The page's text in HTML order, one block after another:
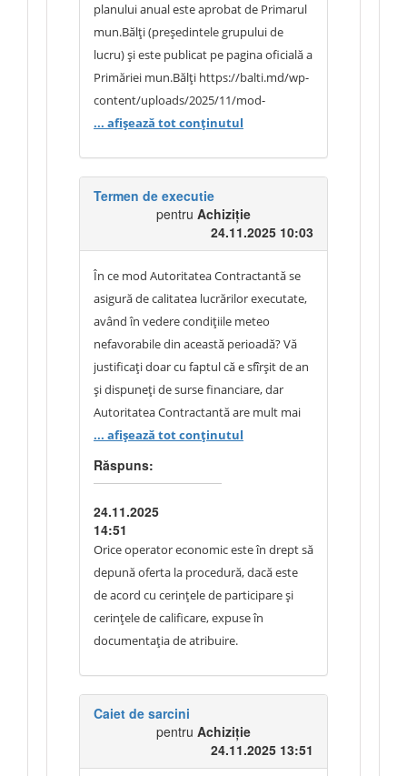
planului anual este aprobat de Primarul
mun.Bălți (președintele grupului de
lucru) și este publicat pe pagina oficială a
Primăriei mun.Bălți https://balti.md/wp-
content/uploads/2025/11/mod-
primaria-dgc-plan-anual-achizitii-anul-
... afișează tot conținutul
Termen de executie
pentru Achiziție
24.11.2025 10:03
În ce mod Autoritatea Contractantă se
asigură de calitatea lucrărilor executate,
având în vedere condițiile meteo
nefavorabile din această perioadă? Vă
justificați doar cu faptul că e sfîrșit de an
și dispuneți de surse financiare, dar
Autoritatea Contractantă are mult mai
multe obligații decât faptul de a
răspunde superficial la clarificările
expuse.
... afișează tot conținutul
Răspuns:
24.11.2025
14:51
Orice operator economic este în drept să
depună oferta la procedură, dacă este
de acord cu cerințele de participare și
cerințele de calificare, expuse în
documentația de atribuire.
Caiet de sarcini
pentru Achiziție
24.11.2025 13:51